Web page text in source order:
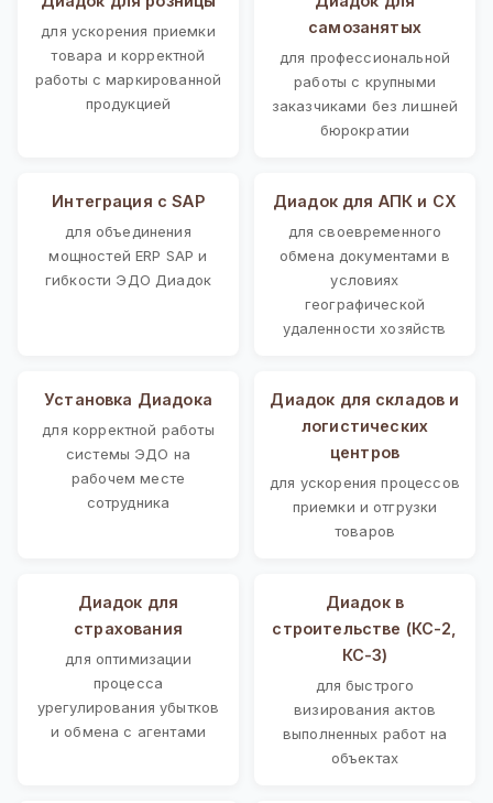
для ускорения приемки
товара и корректной
работы с маркированной
продукцией
самозанятых
для профессиональной
работы с крупными
заказчиками без лишней
бюрократии
Интеграция с SAP
для объединения
мощностей ERP SAP и
гибкости ЭДО Диадок
Диадок для АПК и СХ
для своевременного
обмена документами в
условиях
географической
удаленности хозяйств
Установка Диадока
для корректной работы
системы ЭДО на
рабочем месте
сотрудника
Диадок для складов и
логистических
центров
для ускорения процессов
приемки и отгрузки
товаров
Диадок для
страхования
для оптимизации
процесса
урегулирования убытков
и обмена с агентами
Диадок в
строительстве (КС-2,
КС-3)
для быстрого
визирования актов
выполненных работ на
объектах